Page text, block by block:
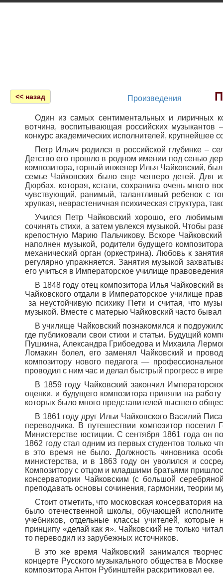
<< назад Произведения
Один из самых сентиментальных и лиричных
вотчина, воспитывающая российских музыкантов
конкурс академических исполнителей, крупнейшее
Петр Ильич родился в российской глубинке –
Детство его прошло в родном имении под сенью
композитора, горный инженер Илья Чайковский,
семье Чайковских было еще четверо детей. Для
Дюрбах, которая, кстати, сохранила очень много
чувствующий, ранимый, талантливый ребенок с
хрупкая, неврастеничная психическая структура,
Учился Петр Чайковский хорошо, его
сочинять стихи, а затем увлекся музыкой. Чтобы
крепостную Марию Пальчикову. Вскоре
наполнен музыкой, родители будущего
механический орган (оркестрина). Любовь к
регулярно упражняется. Занятия музыкой
его учиться в Императорское училище
В 1848 году отец композитора Илья Чайковский
Чайковского отдали в Императорское училище
за неустойчивую психику Пети и считая, что
музыкой. Вместе с матерью Чайковский часто
В училище Чайковский познакомился и
где публиковали свои стихи и статьи. Будущий
Пушкина, Александра Грибоедова и Михаила
Ломакин болел, его заменял Чайковский и
композитору нового педагога —
проводил с ним час и делал быстрый прогресс в
В 1859 году Чайковский закончил
оценки, и будущего композитора приняли на
которых было много представителей высшего
В 1861 году друг Ильи Чайковского Василий
переводчика. В путешествии композитор
Министерстве юстиции. С сентября 1861 года он
1862 году стал одним из первых студентов только
в это время не было. Должность чиновника
министерства, и в 1863 году он уволился и
Композитору с отцом и младшими братьями
консерватории Чайковским (с большой
преподавать основы сочинения, гармонии, теории
Стоит отметить, что московская консерватория
было отечественной школы, обучающей
учебников, отдельные классы учителей,
принципу «делай как я». Чайковский не только
то переводил из зарубежных источников.
В это же время Чайковский занимался
концерте Русского музыкального общества в
композитора Антон Рубинштейн раскритиковал ее.